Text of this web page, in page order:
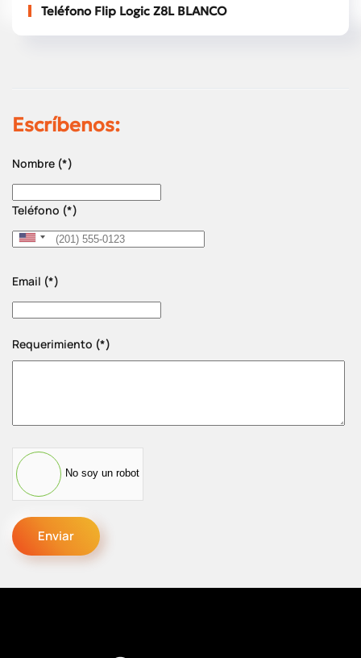
Teléfono Flip Logic Z8L BLANCO
Escríbenos:
Nombre (*)
Teléfono (*)
United
+1
Email (*)
Requerimiento (*)
No soy un robot
Enviar